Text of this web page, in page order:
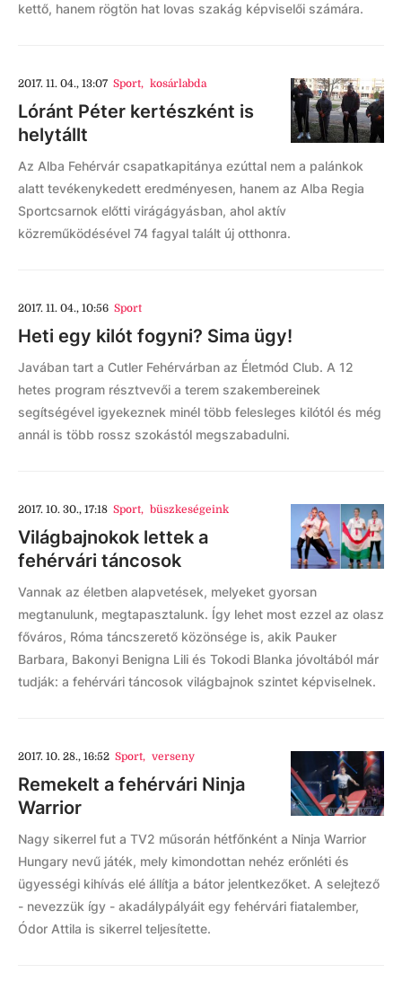
kettő, hanem rögtön hat lovas szakág képviselői számára.
2017. 11. 04., 13:07 Sport, kosárlabda
Lóránt Péter kertészként is
helytállt
Az Alba Fehérvár csapatkapitánya ezúttal nem a palánkok
alatt tevékenykedett eredményesen, hanem az Alba Regia
Sportcsarnok előtti virágágyásban, ahol aktív
közreműködésével 74 fagyal talált új otthonra.
2017. 11. 04., 10:56 Sport
Heti egy kilót fogyni? Sima ügy!
Javában tart a Cutler Fehérvárban az Életmód Club. A 12
hetes program résztvevői a terem szakembereinek
segítségével igyekeznek minél több felesleges kilótól és még
annál is több rossz szokástól megszabadulni.
2017. 10. 30., 17:18 Sport, büszkeségeink
Világbajnokok lettek a
fehérvári táncosok
Vannak az életben alapvetések, melyeket gyorsan
megtanulunk, megtapasztalunk. Így lehet most ezzel az olasz
főváros, Róma táncszerető közönsége is, akik Pauker
Barbara, Bakonyi Benigna Lili és Tokodi Blanka jóvoltából már
tudják: a fehérvári táncosok világbajnok szintet képviselnek.
2017. 10. 28., 16:52 Sport, verseny
Remekelt a fehérvári Ninja
Warrior
Nagy sikerrel fut a TV2 műsorán hétfőnként a Ninja Warrior
Hungary nevű játék, mely kimondottan nehéz erőnléti és
ügyességi kihívás elé állítja a bátor jelentkezőket. A selejtező
- nevezzük így - akadálypályáit egy fehérvári fiatalember,
Ódor Attila is sikerrel teljesítette.